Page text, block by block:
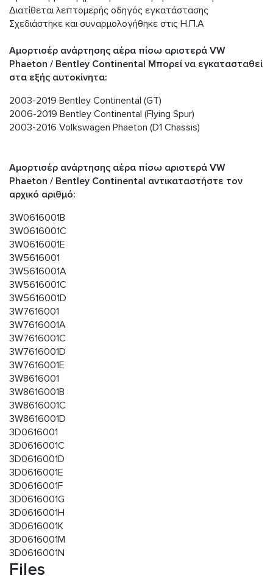
Διατίθεται λεπτομερής οδηγός εγκατάστασης
Σχεδιάστηκε και συναρμολογήθηκε στις Η.Π.Α
Αμορτισέρ ανάρτησης αέρα πίσω αριστερά VW
Phaeton / Bentley Continental Μπορεί να εγκατασταθεί
στα εξής αυτοκίνητα:
2003-2019 Bentley Continental (GT)
2006-2019 Bentley Continental (Flying Spur)
2003-2016 Volkswagen Phaeton (D1 Chassis)
Αμορτισέρ ανάρτησης αέρα πίσω αριστερά VW
Phaeton / Bentley Continental αντικαταστήστε τον
αρχικό αριθμό:
3W0616001B
3W0616001C
3W0616001E
3W5616001
3W5616001A
3W5616001C
3W5616001D
3W7616001
3W7616001A
3W7616001C
3W7616001D
3W7616001E
3W8616001
3W8616001B
3W8616001C
3W8616001D
3D0616001
3D0616001C
3D0616001D
3D0616001E
3D0616001F
3D0616001G
3D0616001H
3D0616001K
3D0616001M
3D0616001N
Files